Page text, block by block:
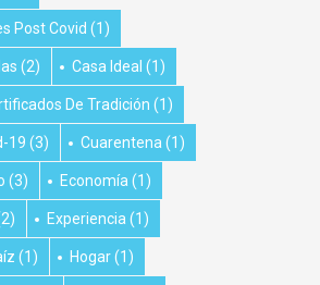
Post Covid (1)
(2) Casa Ideal (1)
De Tradición (1)
19 (3) Cuarentena (1)
(3) Economía (1)
Experiencia (1)
(1) Hogar(1)